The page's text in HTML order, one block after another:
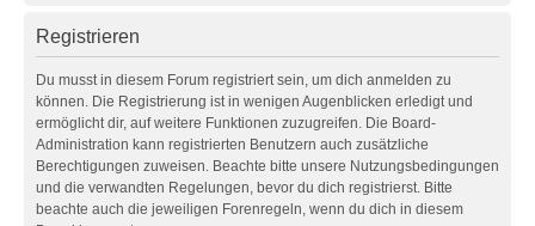
Registrieren
Du musst in diesem Forum registriert sein, um dich anmelden zu
können. Die Registrierung ist in wenigen Augenblicken erledigt und
ermöglicht dir, auf weitere Funktionen zuzugreifen. Die Board-
Administration kann registrierten Benutzern auch zusätzliche
Berechtigungen zuweisen. Beachte bitte unsere Nutzungsbedingungen
und die verwandten Regelungen, bevor du dich registrierst. Bitte
beachte auch die jeweiligen Forenregeln, wenn du dich in diesem